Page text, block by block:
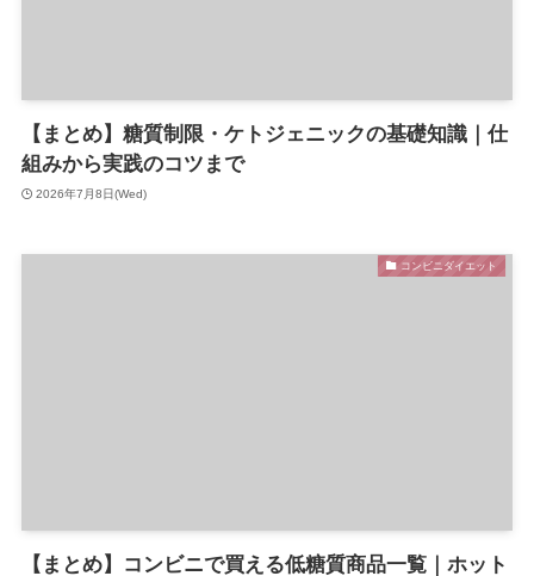
【まとめ】糖質制限・ケトジェニックの基礎知識｜仕
組みから実践のコツまで
2026年7月8日(Wed)
コンビニダイエット
【まとめ】コンビニで買える低糖質商品一覧｜ホット